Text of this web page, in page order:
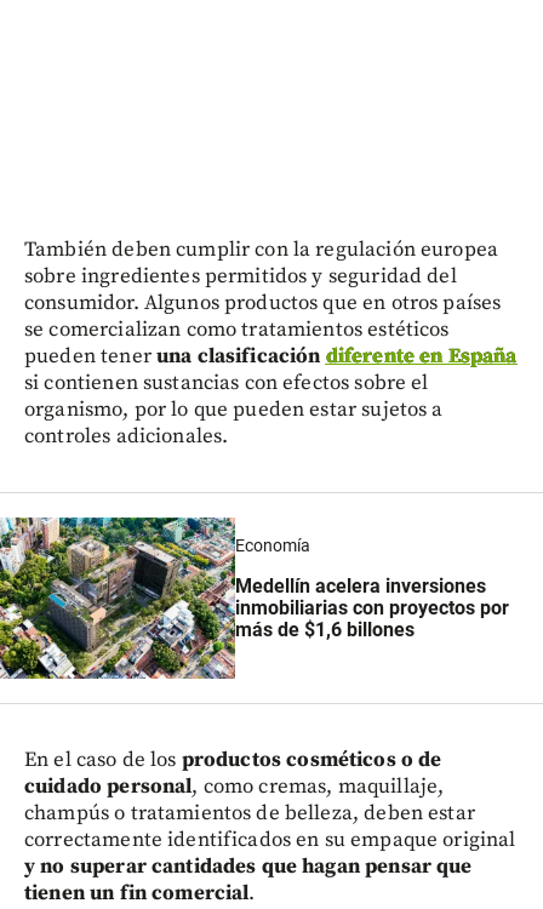
También deben cumplir con la regulación europea
sobre ingredientes permitidos y seguridad del
consumidor. Algunos productos que en otros países
se comercializan como tratamientos estéticos
pueden teneruna clasificación diferente en España
si contienen sustancias con efectos sobre el
organismo, por lo que pueden estar sujetos a
controles adicionales.
Economía
Medellín acelera inversiones
inmobiliarias con proyectos por
más de $1,6 billones
En el caso de los productos cosméticos o de
cuidado personal, como cremas, maquillaje,
champús o tratamientos de belleza, deben estar
correctamente identificados en su empaque original
y no superar cantidades que hagan pensar que
tienen un fin comercial.